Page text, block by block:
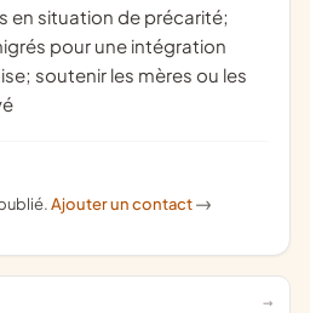
pour une intégration
soutenir les mères ou les
Ajouter un contact ->